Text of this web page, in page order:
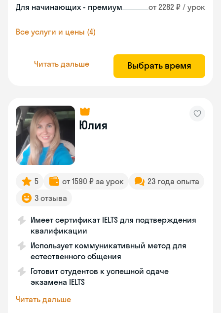
Для начинающих - премиум от 2282 ₽ / урок
Все услуги и цены (4)
Читать дальше Выбрать время
Юлия
5 от 1590 ₽ за урок
23 года опыта
3 отзыва
Имеет сертификат IELTS для подтверждения
квалификации
Использует коммуникативный метод для
естественного общения
Готовит студентов к успешной сдаче
экзамена IELTS
Читать дальше